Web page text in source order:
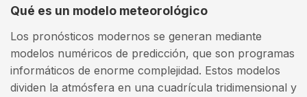
Qué es un modelo meteorológico
Los pronósticos modernos se generan mediante
modelos numéricos de predicción, que son programas
informáticos de enorme complejidad. Estos modelos
dividen la atmósfera en una cuadrícula tridimensional y